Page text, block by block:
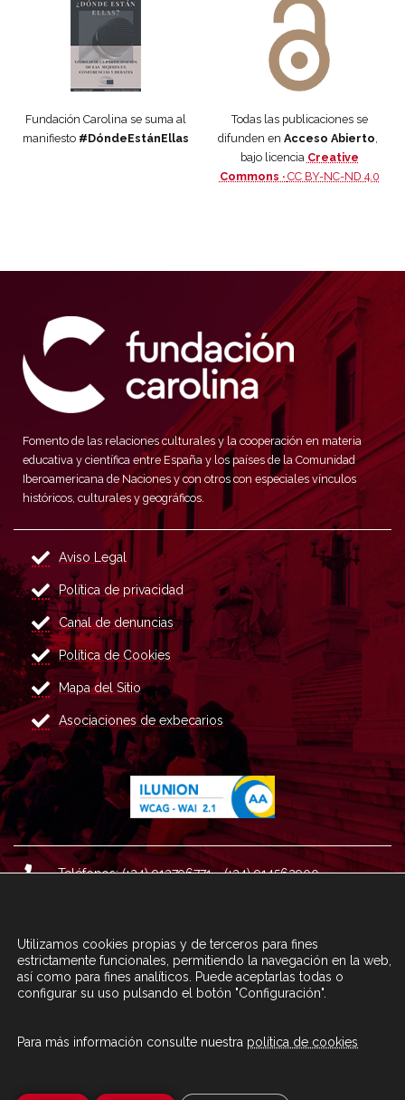
Fundación Carolina se suma al
manifiesto #DóndeEstánEllas
Todas las publicaciones se
difunden en Acceso Abierto
bajo licencia Creative
Commons · CC BY-NC-ND 4.0
Fomento de las relaciones culturales y la cooperación en materia
educativa y científica entre España y los países de la Comunidad
Iberoamericana de Naciones y con otros con especiales vínculos
históricos, culturales y geográficos.
Aviso Legal
Política de privacidad
Canal de denuncias
Política de Cookies
Mapa del Sitio
Asociaciones de exbecarios
Teléfonos: (+34) 913796771 - (+34) 914562900
Correo : informacion@fundacioncarolina.es
CONTACTA CON FCA TRAVÉS DEL
Utilizamos cookies propias y de terceros para fines
estrictamente funcionales, permitiendo la navegación en la web,
así como para fines analíticos. Puede aceptarlas todas o
configurar su uso pulsando el botón "Configuración".
Para más información consulte nuestra política de cookies